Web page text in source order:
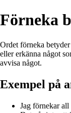
Förneka
Ordet förneka
eller erkänna något
avvisa något.
Exempel på
Jag förnekar